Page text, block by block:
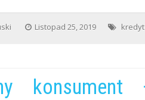
Listopad 25, 2019